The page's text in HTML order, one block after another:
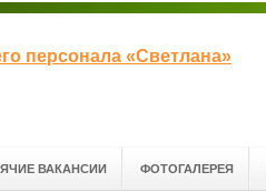
персонала «Светлана»
ВАКАНСИИ ФОТОГАЛЕРЕЯ